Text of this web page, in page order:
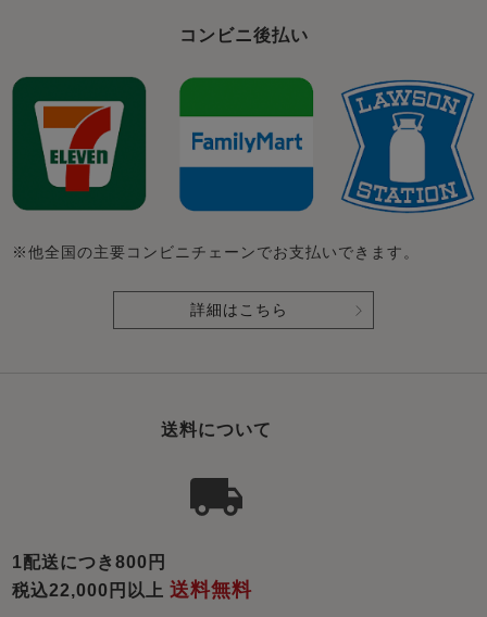
コンビニ後払い
※他全国の主要コンビニチェーンでお支払いできます。
詳細はこちら
送料について
1配送につき800円
税込22,000円以上送料無料